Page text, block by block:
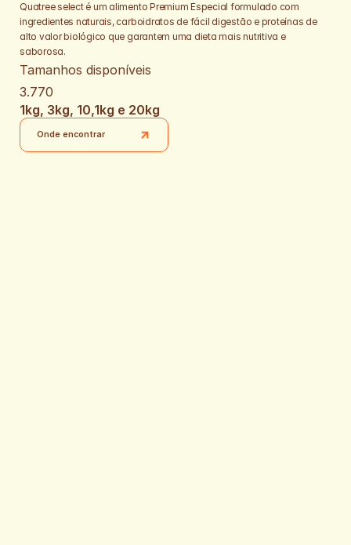
Quatree select é um alimento Premium Especial formulado com
ingredientes naturais, carboidratos de fácil digestão e proteínas de
alto valor biológico que garantem uma dieta mais nutritiva e
saborosa.
Tamanhos disponíveis
3.770
1kg, 3kg, 10,1kg e 20kg
Onde encontrar